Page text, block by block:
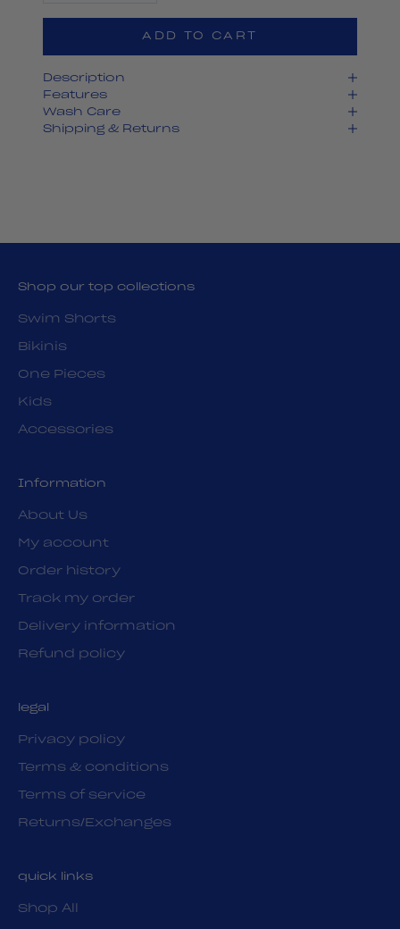
ADD TO CART
Description
Features
Wash Care
Shipping & Returns
Shop our top collections
Swim Shorts
Bikinis
One Pieces
Kids
Accessories
Information
About Us
My account
Order history
Track my order
Delivery information
Refund policy
legal
Privacy policy
Terms & conditions
Terms of service
Returns/Exchanges
quick links
Shop All